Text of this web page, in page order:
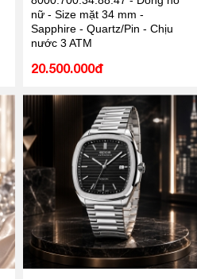
nữ - Size mặt 34 mm -
Sapphire - Quartz/Pin - Chịu
nước 3 ATM
20.500.000đ